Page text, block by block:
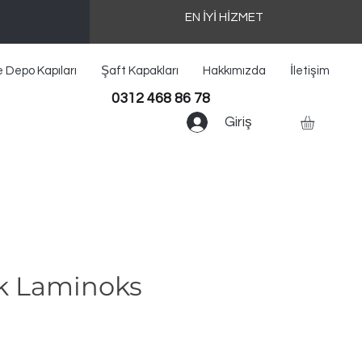
EN İYİ HİZMET
Depo Kapıları Şaft Kapakları Hakkımızda İletişim
Giriş
0312 468 86 78
Laminoks